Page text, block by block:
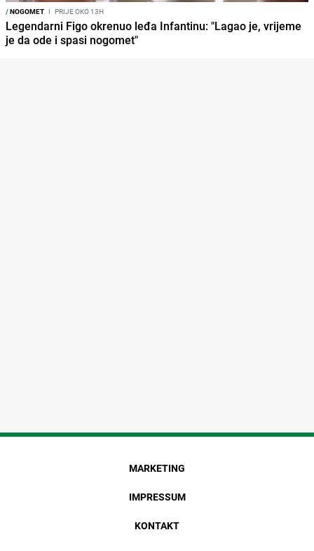
/NOGOMET I PRIJE OKO 13H
Legendarni Figo okrenuo leđa Infantinu: "Lagao je, vrijeme
je da ode i spasi nogomet"
MARKETING
IMPRESSUM
KONTAKT